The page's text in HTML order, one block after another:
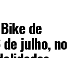
de
julho, no